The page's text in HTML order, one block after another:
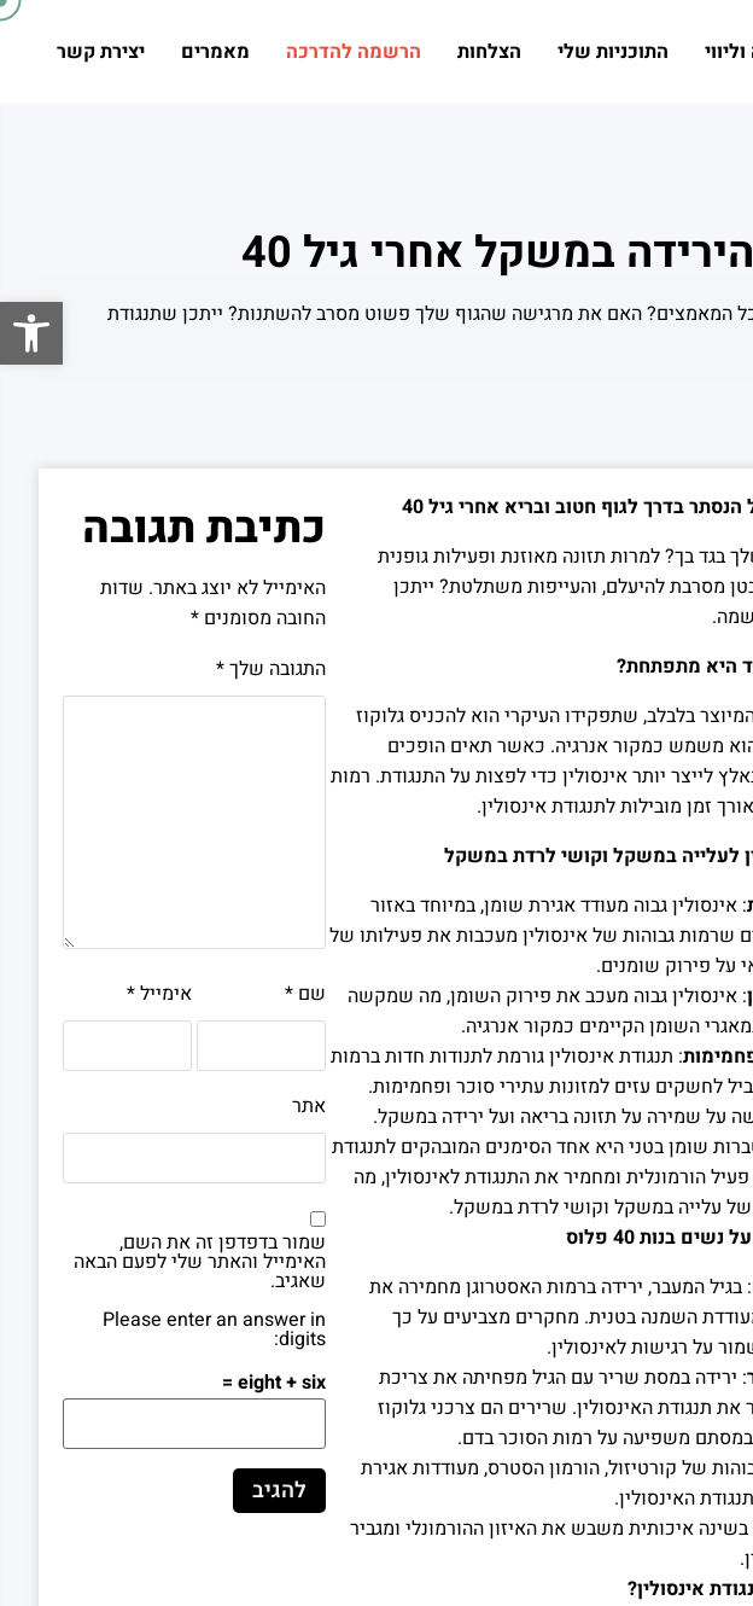
פתח
התוכניות שלי הצלחות הרשמה להדרכה מאמרים יצירת קשר
במשקל אחרי גיל 40
גיל 40 האם את נאבקת לרדת במשקל למרות כל המאמצים? האם את מרגישה שהגוף שלך פשוט מסרב להשתנות? ייתכן שתנגודת
בדרך לגוף חטוב ובריא אחרי גיל 40
בך? למרות תזונה מאוזנת ופעילות גופנית
מסרבת להיעלם, והעייפות משתלטת? ייתכן
היא מתפתחת?
המיוצר בלבלב, שתפקידו העיקרי הוא להכניס גלוקוז
משמש כמקור אנרגיה. כאשר תאים הופכים
לייצר יותר אינסולין כדי לפצות על התנגודת. רמות
זמן מובילות לתנגודת אינסולין.
לעלייה במשקל וקושי לרדת במשקל
: אינסולין גבוה מעודד אגירת שומן, במיוחד באזור
שרמות גבוהות של אינסולין מעכבות את פעילותו של
על פירוק שומנים.
: אינסולין גבוה מעכב את פירוק השומן, מה שמקשה
השומן הקיימים כמקור אנרגיה.
: תנגודת אינסולין גורמת לתנודות חדות ברמות
לחשקים עזים למזונות עתירי סוכר ופחמימות.
על שמירה על תזונה בריאה ועל ירידה במשקל.
שומן בטני היא אחד הסימנים המובהקים לתנגודת
פעיל הורמונלית ומחמיר את התנגודת לאינסולין, מה
עלייה במשקל וקושי לרדת במשקל.
בנות 40 פלוס
: בגיל המעבר, ירידה ברמות האסטרוגן מחמירה את
השמנה בטנית. מחקרים מצביעים על כך
על רגישות לאינסולין.
: ירידה במסת שריר עם הגיל מפחיתה את צריכת
תנגודת האינסולין. שרירים הם צרכני גלוקוז
במסתם משפיעה על רמות הסוכר בדם.
של קורטיזול, הורמון הסטרס, מעודדות אגירת
האינסולין.
איכותית משבש את האיזון ההורמונלי ומגביר
אינסולין?
כתיבת תגובה
האימייל לא יוצג באתר. שדות
החובה מסומנים *
התגובה שלך*
שם * אימייל*
אתר
שמור בדפדפן זה את השם,
האימייל והאתר שלי לפעם הבאה
שאגיב.
Please enter an answer in
digits:
eight + six =